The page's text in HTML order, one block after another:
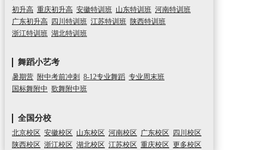
初升高 重庆初升高 安徽特训班 山东特训班 河南特训班
广东初升高 四川特训班 江苏特训班 陕西特训班
浙江特训班 湖北特训班
舞蹈小艺考
暑期营 附中考前冲刺 8-12专业舞蹈 专业周末班
国标舞附中 歌舞附中班
全国分校
北京校区 安徽校区 山东校区 河南校区 广东校区
四川校区
陕西校区 浙江校区 湖北校区 江苏校区 重庆校区 更多校区